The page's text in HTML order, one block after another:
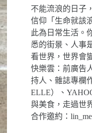
不能流浪的日子
信仰「生命就該
此為日常生活。
悉的街景、人事
看世界，世界會
快樂雲：前廣告
持人、雜誌專欄
ELLE）、
與美食，走過世
合作邀約：